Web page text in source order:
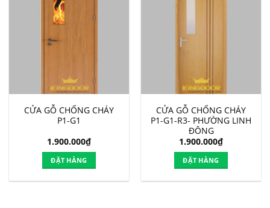
CỬA GỖ CHỐNG CHÁY
P1-G1
1.900.000₫
ĐẶT HÀNG
CỬA GỖ CHỐNG CHÁY
P1-G1-R3- PHƯỜNG LINH
ĐÔNG
1.900.000₫
ĐẶT HÀNG